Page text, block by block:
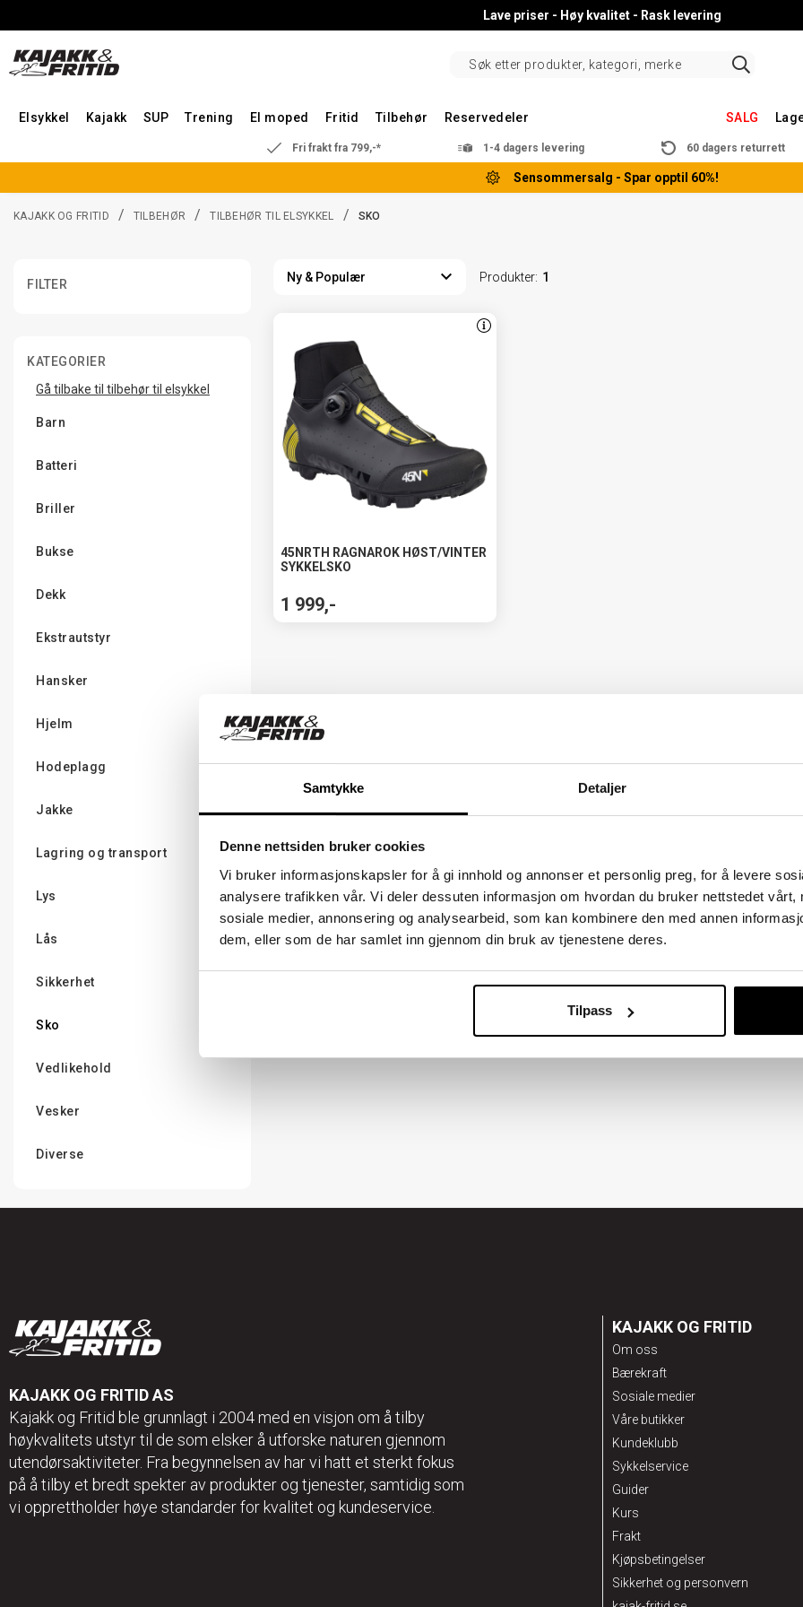
Samtykke Detaljer
Denne nettsiden bruker cookies
Vi bruker informasjonskapsler for å gi innhold og annonser et personlig preg, for å levere
analysere trafikken vår. Vi deler dessuten informasjon om hvordan du bruker nettstedet vårt,
sosiale medier, annonsering og analysearbeid, som kan kombinere den med annen
dem, eller som de har samlet inn gjennom din bruk av tjenestene deres.
Tilpass
Lave priser - Høy kvalitet - Rask levering
Elsykkel Kajakk SUP Trening El moped Fritid Tilbehør Reservedeler SALG
Fri frakt fra 799,-* 1-4 dagers levering 60 dagers returrett
Sensommersalg - Spar opptil 60%!
KAJAKK OG FRITID / TILBEHØR / TILBEHØR TIL ELSYKKEL / SKO
FILTER
KATEGORIER
Gå tilbake til tilbehør til elsykkel
Barn
Batteri
Briller
Bukse
Dekk
Ekstrautstyr
Hansker
Hjelm
Hodeplagg
Jakke
Lagring og transport
Lys
Lås
Sikkerhet
Sko
Vedlikehold
Vesker
Diverse
Produkter: 1
45NRTH RAGNAROK HØST/VINTER
SYKKELSKO
1 999,-
KAJAKK OG FRITID AS
Kajakk og Fritid ble grunnlagt i 2004 med en visjon om å tilby
høykvalitets utstyr til de som elsker å utforske naturen gjennom
utendørsaktiviteter. Fra begynnelsen av har vi hatt et sterkt fokus
på å tilby et bredt spekter av produkter og tjenester, samtidig som
vi opprettholder høye standarder for kvalitet og kundeservice.
KAJAKK OG FRITID
Om oss
Bærekraft
Sosiale medier
Våre butikker
Kundeklubb
Sykkelservice
Guider
Kurs
Frakt
Kjøpsbetingelser
Sikkerhet og personvern